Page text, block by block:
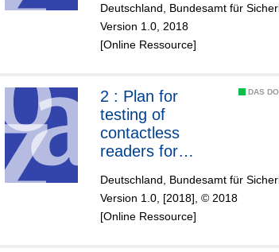
CEN/TS
16794:2017
Deutschland, Bundesamt für
Version 1.0, 2018
[Online Ressource]
DAS
2 : Plan for
testing of
contactless
readers for
CEN/TS
16794:2017
Deutschland, Bundesamt für
Version 1.0, [2018], © 2018
[Online Ressource]